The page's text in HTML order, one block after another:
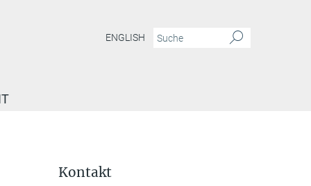
ENGLISH
Kontakt